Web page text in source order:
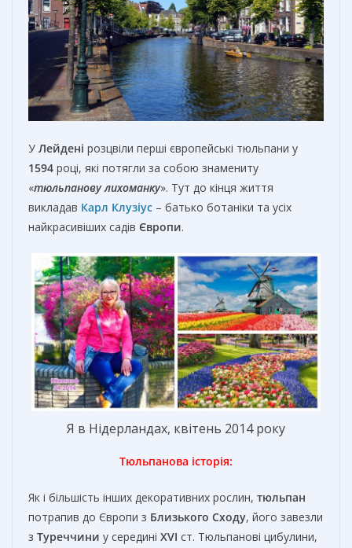
У Лейдені розцвіли перші європейські тюльпани у
1594 році, які потягли за собою знамениту
«тюльпанову лихоманку». Тут до кінця життя
викладав Карл Клузіус – батько ботаніки та усіх
найкрасивіших садів Європи.
Я в Нідерландах, квітень 2014 року
Тюльпанова історія:
Як і більшість інших декоративних рослин, тюльпан
потрапив до Європи з Близького Сходу, його завезли
з Туреччини у середині XVI ст. Тюльпанові цибулини,